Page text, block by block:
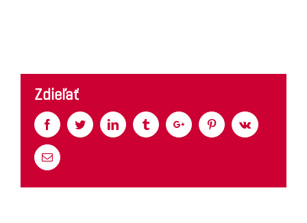
Zdieľať
FacebookTwitterLinkedin TumblrGoogle+ PinterestVk
Email